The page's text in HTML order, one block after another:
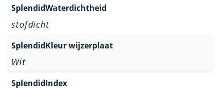
SplendidWaterdichtheid
stofdicht
SplendidKleur wijzerplaat
Wit
SplendidIndex